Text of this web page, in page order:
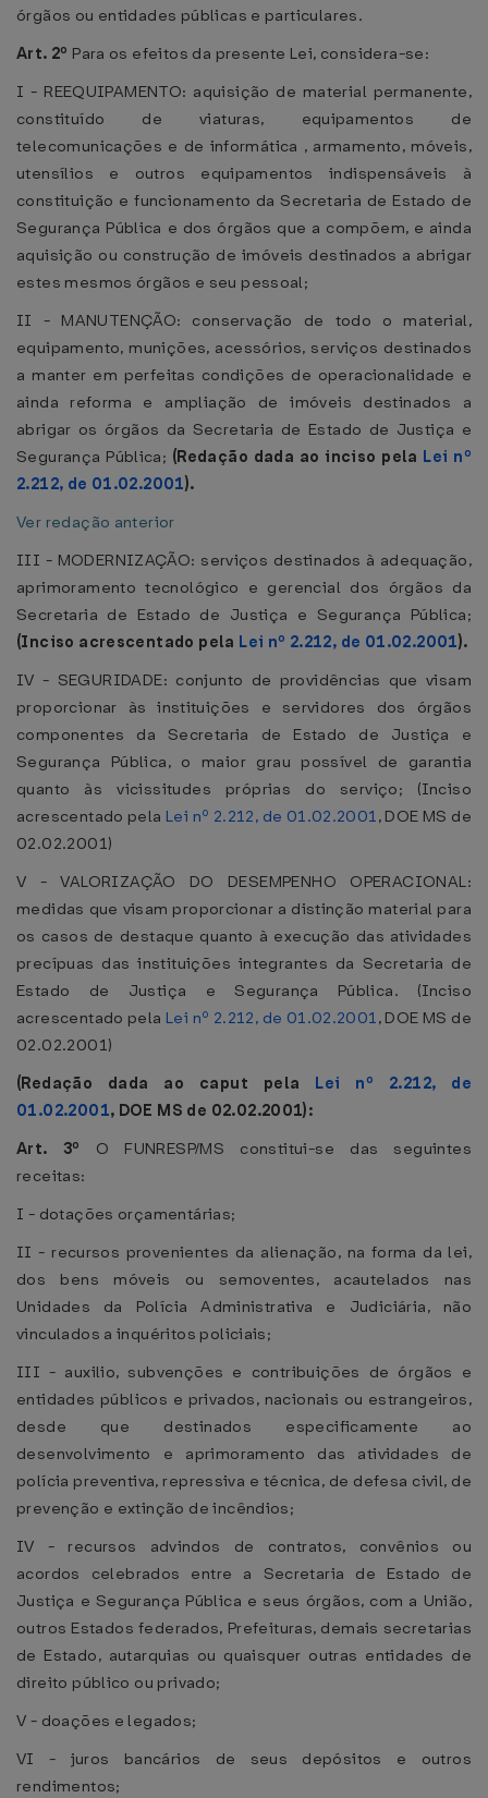
órgãos ou entidades públicas e particulares.
Art. 2º Para os efeitos da presente Lei, considera-se:
I - REEQUIPAMENTO: aquisição de material permanente,
constituído de viaturas, equipamentos de
telecomunicações e de informática , armamento, móveis,
utensílios e outros equipamentos indispensáveis à
constituição e funcionamento da Secretaria de Estado de
Segurança Pública e dos órgãos que a compõem, e ainda
aquisição ou construção de imóveis destinados a abrigar
estes mesmos órgãos e seu pessoal;
II - MANUTENÇÃO: conservação de todo o material,
equipamento, munições, acessórios, serviços destinados
a manter em perfeitas condições de operacionalidade e
ainda reforma e ampliação de imóveis destinados a
abrigar os órgãos da Secretaria de Estado de Justiça e
Segurança Pública; (Redação dada ao inciso pela Lei nº
2.212, de 01.02.2001).
Ver redação anterior
III - MODERNIZAÇÃO: serviços destinados à adequação,
aprimoramento tecnológico e gerencial dos órgãos da
Secretaria de Estado de Justiça e Segurança Pública;
(Inciso acrescentado pela Lei nº 2.212, de 01.02.2001).
IV - SEGURIDADE: conjunto de providências que visam
proporcionar às instituições e servidores dos órgãos
componentes da Secretaria de Estado de Justiça e
Segurança Pública, o maior grau possível de garantia
quanto às vicissitudes próprias do serviço; (Inciso
acrescentado pela Lei nº 2.212, de 01.02.2001, DOE MS de
02.02.2001)
V - VALORIZAÇÃO DO DESEMPENHO OPERACIONAL:
medidas que visam proporcionar a distinção material para
os casos de destaque quanto à execução das atividades
precípuas das instituições integrantes da Secretaria de
Estado de Justiça e Segurança Pública. (Inciso
acrescentado pela Lei nº 2.212, de 01.02.2001, DOE MS de
02.02.2001)
(Redação dada ao caput pela Lei nº 2.212, de
01.02.2001, DOE MS de 02.02.2001):
Art. 3º O FUNRESP/MS constitui-se das seguintes
receitas:
I - dotações orçamentárias;
II - recursos provenientes da alienação, na forma da lei,
dos bens móveis ou semoventes, acautelados nas
Unidades da Polícia Administrativa e Judiciária, não
vinculados a inquéritos policiais;
III - auxilio, subvenções e contribuições de órgãos e
entidades públicos e privados, nacionais ou estrangeiros,
desde que destinados especificamente ao
desenvolvimento e aprimoramento das atividades de
polícia preventiva, repressiva e técnica, de defesa civil, de
prevenção e extinção de incêndios;
IV - recursos advindos de contratos, convênios ou
acordos celebrados entre a Secretaria de Estado de
Justiça e Segurança Pública e seus órgãos, com a União,
outros Estados federados, Prefeituras, demais secretarias
de Estado, autarquias ou quaisquer outras entidades de
direito público ou privado;
V - doações e legados;
VI - juros bancários de seus depósitos e outros
rendimentos;